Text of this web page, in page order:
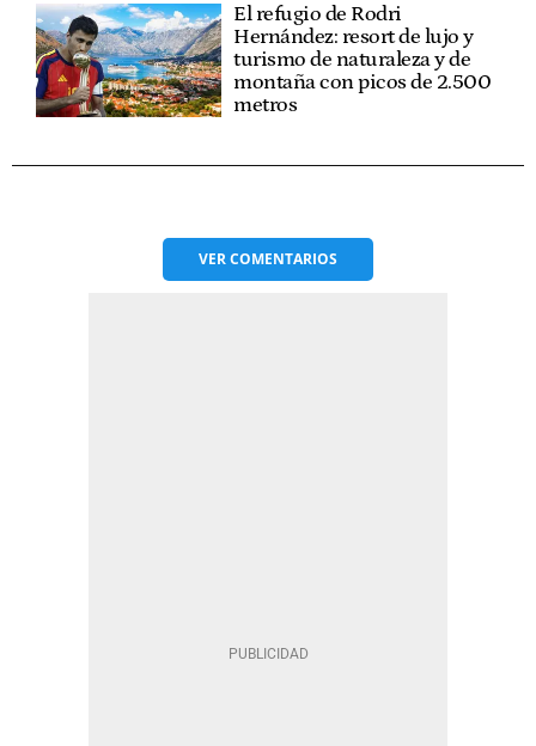
El refugio de Rodri
Hernández: resort de lujo y
turismo de naturaleza y de
montaña con picos de 2.500
metros
VERCOMENTARIOS